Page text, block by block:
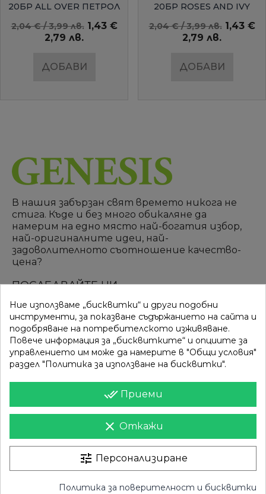
20БР ALL OVER ПЕТРОЛ
2,04 € / 3,99 лв. 1,43 €
2,79 лв.
ДОБАВИ
20БР ROSES AND IVY
AMBIENTE
2,04 € / 3,99 лв. 1,43 €
2,79 лв.
ДОБАВИ
В нашия забързан свят времето никога не
стига. Къде и без много обикаляне да
намерим на едно място най-богатия избор,
най-оригиналните идеи, най-
задоволителното съотношение качество-
цена?
ПОСЛЕДВАЙТЕ НИ
ВРЪЗКИ
Вход
КАТЕГОРИИ
Разпродажба
Най-продавани
Контакти
Ние използваме „бисквитки“ и други подобни
инструменти, за показване съдържанието на сайта и
подобряване на потребителското изживяване.
Повече информация за „бисквитките“ и опциите за
управлението им може да намерите в "Общи условия"
раздел "Политика за използване на бисквитки".
done_all Приеми
clear Откажи
tune Персонализиране
Политика за поверителност и бисквитки